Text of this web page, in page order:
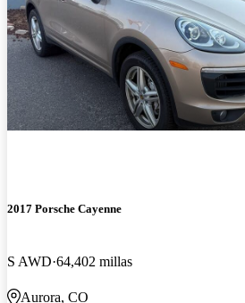
2017 Porsche Cayenne
S AWD 64,402 millas
Aurora, CO